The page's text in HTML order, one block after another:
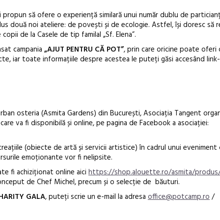
propun să ofere o experiență similară unui număr dublu de
două noi ateliere: de povești și de ecologie. Astfel, își doresc să
de la Casele de tip familal „Sf. Elena”.
campania „AJUT PENTRU CĂ POT”, prin care oricine poate oferi
iar toate informațiile despre acestea le puteți găsi accesând
osteria (Asmita Gardens) din București, Asociația Tangent
va fi disponibilă și online, pe pagina de Facebook a asociației:
(obiecte de artă și servicii artistice) în cadrul unui eveniment
emoționante vor fi nelipsite.
fi achiziționat online aici https://shop.alouette.ro/asmita/
de Chef Michel, precum și o selecție de băuturi.
GALA, puteți scrie un e-mail la adresa office@potcamp.ro/